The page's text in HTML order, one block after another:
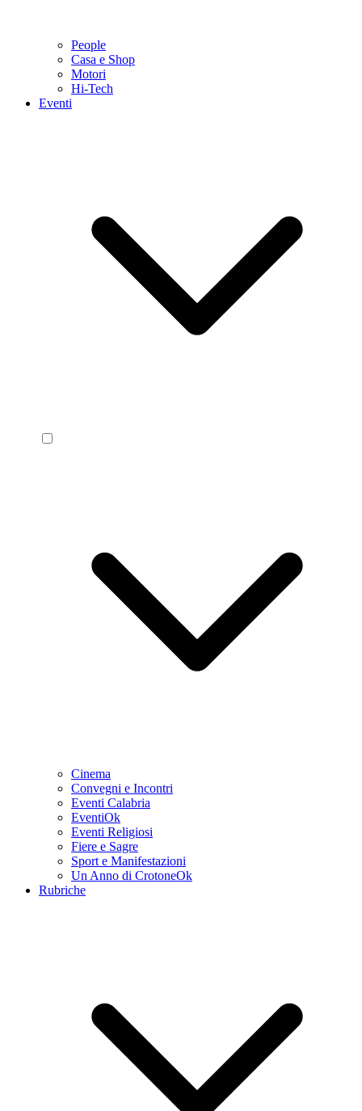
People
Casa e Shop
Motori
Hi-Tech
Eventi
Cinema
Convegni e Incontri
Eventi Calabria
EventiOk
Eventi Religiosi
Fiere e Sagre
Sport e Manifestazioni
Un Anno di CrotoneOk
Rubriche